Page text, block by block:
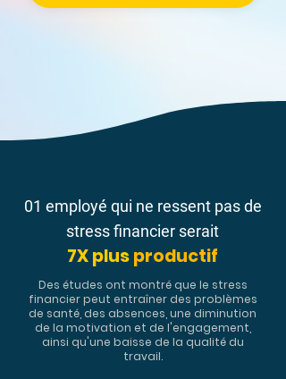
01 employé qui ne ressent pas de
stress financier serait
7X plusproductif
Des études ont montré que le stress
financier peut entraîner des problèmes
de santé, des absences, une diminution
de la motivation et de l'engagement,
ainsi qu'une baisse de la qualité du
travail.